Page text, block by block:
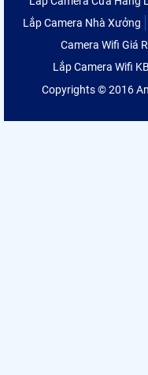
Lắp Camera Nhà Xưởng
Camera Wifi Giá
Lắp Camera Wifi
Copyrights © 2016